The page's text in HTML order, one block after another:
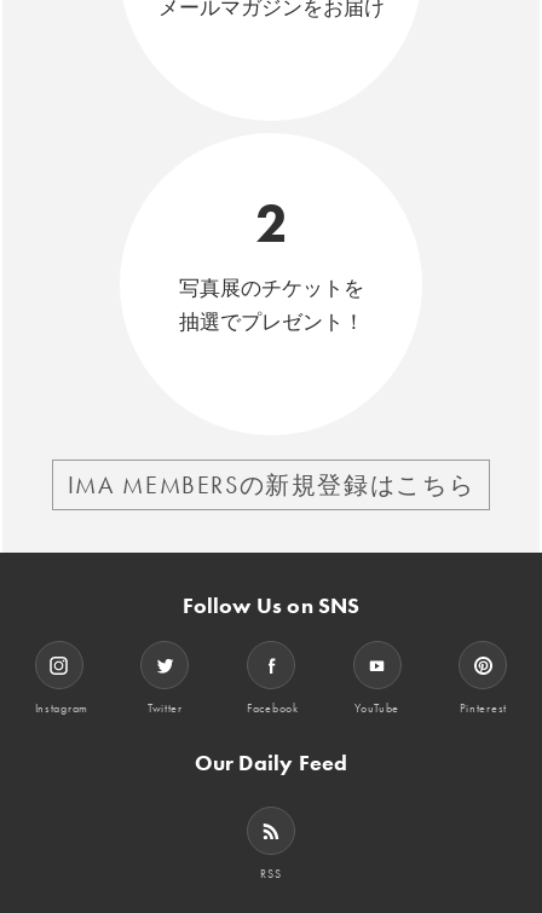
メールマガジンをお届け
2
写真展のチケットを
抽選でプレゼント！
IMA MEMBERSの新規登録はこちら
Follow Us on SNS
Instagram Twitter Facebook YouTube Pinterest
Our Daily Feed
RSS